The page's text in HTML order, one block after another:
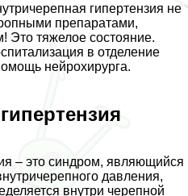
гипертензия не
препаратами,
Это тяжелое состояние.
в отделение
нейрохирурга.
– это синдром, являющийся
давления,
внутри черепной